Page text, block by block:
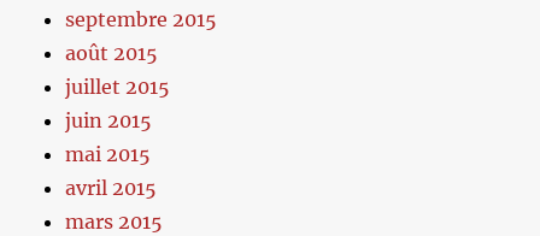
septembre 2015
août 2015
juillet 2015
juin 2015
mai 2015
avril 2015
mars 2015